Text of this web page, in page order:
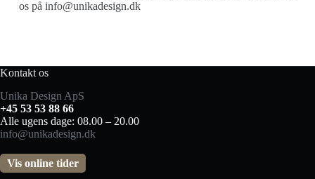
os på info@unikadesign.dk
Kontakt os
Unika Design ApS
+45 53 53 88 66
Alle ugens dage: 08.00 – 20.00
info@unikadesign.dk
Vis online tider